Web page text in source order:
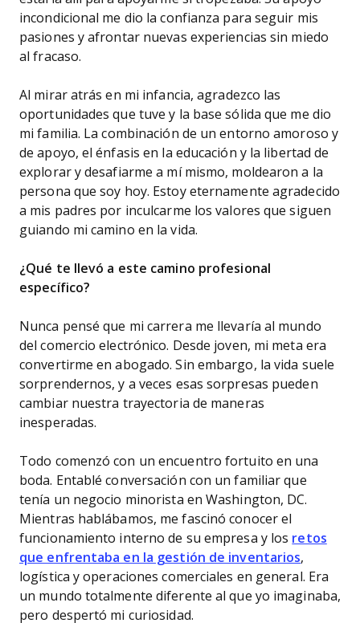
incondicional me dio la confianza para seguir mis
pasiones y afrontar nuevas experiencias sin miedo
al fracaso.
Al mirar atrás en mi infancia, agradezco las
oportunidades que tuve y la base sólida que me dio
mi familia. La combinación de un entorno amoroso y
de apoyo, el énfasis en la educación y la libertad de
explorar y desafiarme a mí mismo, moldearon a la
persona que soy hoy. Estoy eternamente agradecido
a mis padres por inculcarme los valores que siguen
guiando mi camino en la vida.
¿Qué te llevó a este camino profesional
específico?
Nunca pensé que mi carrera me llevaría al mundo
del comercio electrónico. Desde joven, mi meta era
convertirme en abogado. Sin embargo, la vida suele
sorprendernos, y a veces esas sorpresas pueden
cambiar nuestra trayectoria de maneras
inesperadas.
Todo comenzó con un encuentro fortuito en una
boda. Entablé conversación con un familiar que
tenía un negocio minorista en Washington, DC.
Mientras hablábamos, me fascinó conocer el
funcionamiento interno de su empresa y los retos
que enfrentaba en la gestión de inventarios,
logística y operaciones comerciales en general. Era
un mundo totalmente diferente al que yo imaginaba,
pero despertó mi curiosidad.